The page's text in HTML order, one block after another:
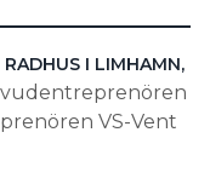
I LIMHAMN,
VS-Vent